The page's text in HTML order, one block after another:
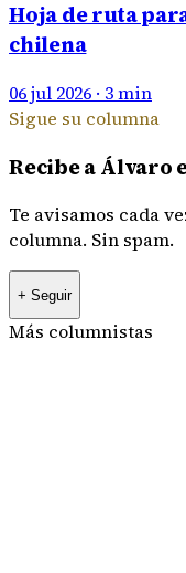
Hoja de ruta
chilena
06 jul 2026 · 3 min
Sigue su columna
Recibe a Álvaro
Te avisamos cada
columna. Sin spam.
+ Seguir
Más columnistas